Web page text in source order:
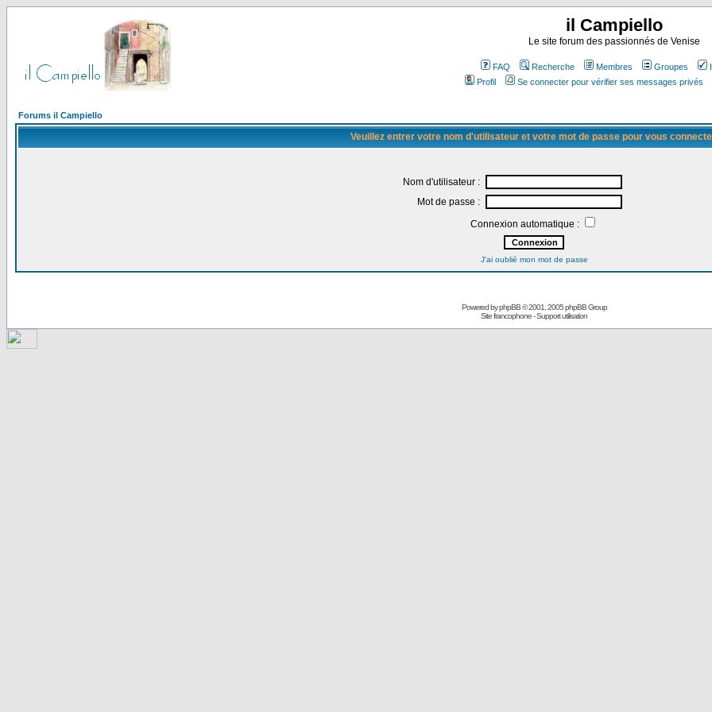
il Campiello
Le site forum des passionnés de Venise
FAQ Recherche Membres Groupes
Profil
Se connecter pour vérifier ses messages privés
Forums il Campiello
Veuillez entrer votre nom d'utilisateur et votre mot de passe pour vous
Nom d'utilisateur :
Mot de passe :
Connexion automatique :
J'ai oublié mon mot de passe
Powered byphpBB© 2001, 2005 phpBB Group
Site francophone-Support utilisation